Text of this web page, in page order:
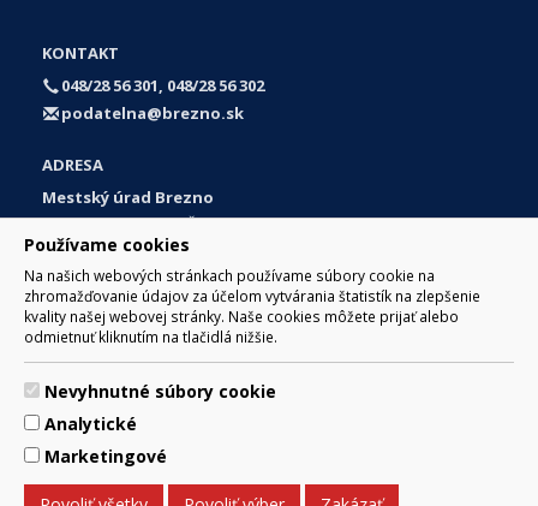
Používame cookies
Na našich webových stránkach používame súbory cookie na
zhromažďovanie údajov za účelom vytvárania štatistík na zlepšenie
kvality našej webovej stránky. Naše cookies môžete prijať alebo
odmietnuť kliknutím na tlačidlá nižšie.
Nevyhnutné súbory cookie
Analytické
Marketingové
KONTAKT
048/28 56 301, 048/28 56 302
podatelna@brezno.sk
ADRESA
Mestský úrad Brezno
Námestie gen. M. R. Štefánika 1
977 01 Brezno
Slovakia (Slovak Republic)
© 2017 Mesto Brezno, Námestie gen. M. R. Štefánika 1, Brezno
977 01 Tel.: 048/28 56 301, 048/28 56 302 Email:
Za obsah zodpovedá Mesto Brezno. Technický prevádzkovateľ:
Arrabella, s.r.o. , Pod Donátom 12/136 Žiar nad Hronom 965 01